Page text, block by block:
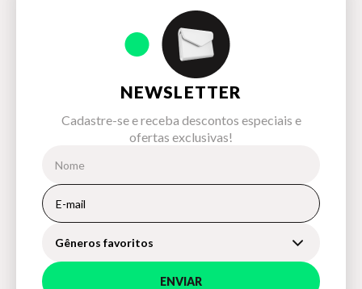
NEWSLETTER
Cadastre-se e receba descontos especiais e
ofertas exclusivas!
Gêneros favoritos
ENVIAR